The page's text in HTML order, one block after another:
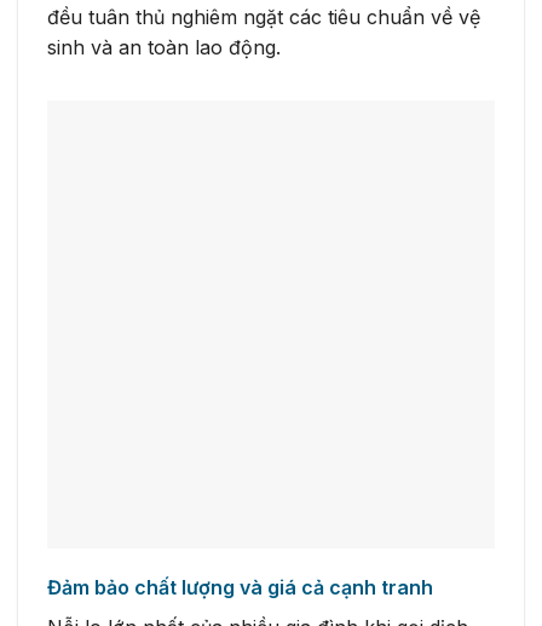
đều tuân thủ nghiêm ngặt các tiêu chuẩn về vệ
sinh và an toàn lao động.
Đảm bảo chất lượng và giá cả cạnh tranh